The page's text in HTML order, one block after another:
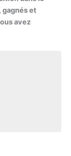
gagnés et
avez